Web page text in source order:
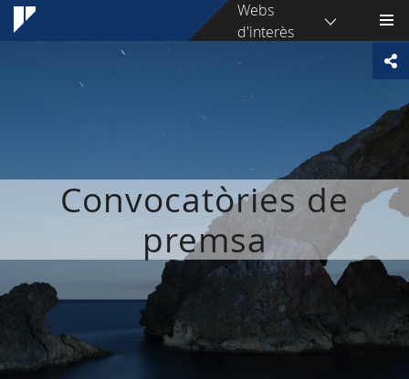
Webs
d'interès
Convocatòries de
premsa